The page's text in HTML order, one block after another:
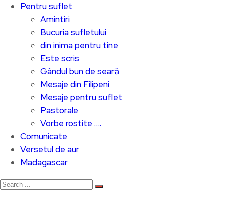
Pentru suflet
Amintiri
Bucuria sufletului
din inima pentru tine
Este scris
Gândul bun de seară
Mesaje din Filipeni
Mesaje pentru suflet
Pastorale
Vorbe rostite ….
Comunicate
Versetul de aur
Madagascar